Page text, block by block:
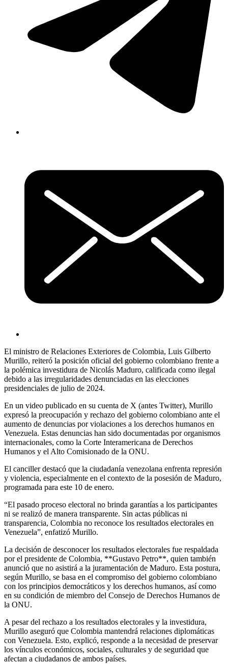
El ministro de Relaciones Exteriores de Colombia, Luis Gilberto
Murillo, reiteró la posición oficial del gobierno colombiano frente a
la polémica investidura de Nicolás Maduro, calificada como ilegal
debido a las irregularidades denunciadas en las elecciones
presidenciales de julio de 2024.
En un video publicado en su cuenta de X (antes Twitter), Murillo
expresó la preocupación y rechazo del gobierno colombiano ante el
aumento de denuncias por violaciones a los derechos humanos en
Venezuela. Estas denuncias han sido documentadas por organismos
internacionales, como la Corte Interamericana de Derechos
Humanos y el Alto Comisionado de la ONU.
El canciller destacó que la ciudadanía venezolana enfrenta represión
y violencia, especialmente en el contexto de la posesión de Maduro,
programada para este 10 de enero.
“El pasado proceso electoral no brinda garantías a los participantes
ni se realizó de manera transparente. Sin actas públicas ni
transparencia, Colombia no reconoce los resultados electorales en
Venezuela”, enfatizó Murillo.
La decisión de desconocer los resultados electorales fue respaldada
por el presidente de Colombia, **Gustavo Petro**, quien también
anunció que no asistirá a la juramentación de Maduro. Esta postura,
según Murillo, se basa en el compromiso del gobierno colombiano
con los principios democráticos y los derechos humanos, así como
en su condición de miembro del Consejo de Derechos Humanos de
la ONU.
A pesar del rechazo a los resultados electorales y la investidura,
Murillo aseguró que Colombia mantendrá relaciones diplomáticas
con Venezuela. Esto, explicó, responde a la necesidad de preservar
los vínculos económicos, sociales, culturales y de seguridad que
afectan a ciudadanos de ambos países.